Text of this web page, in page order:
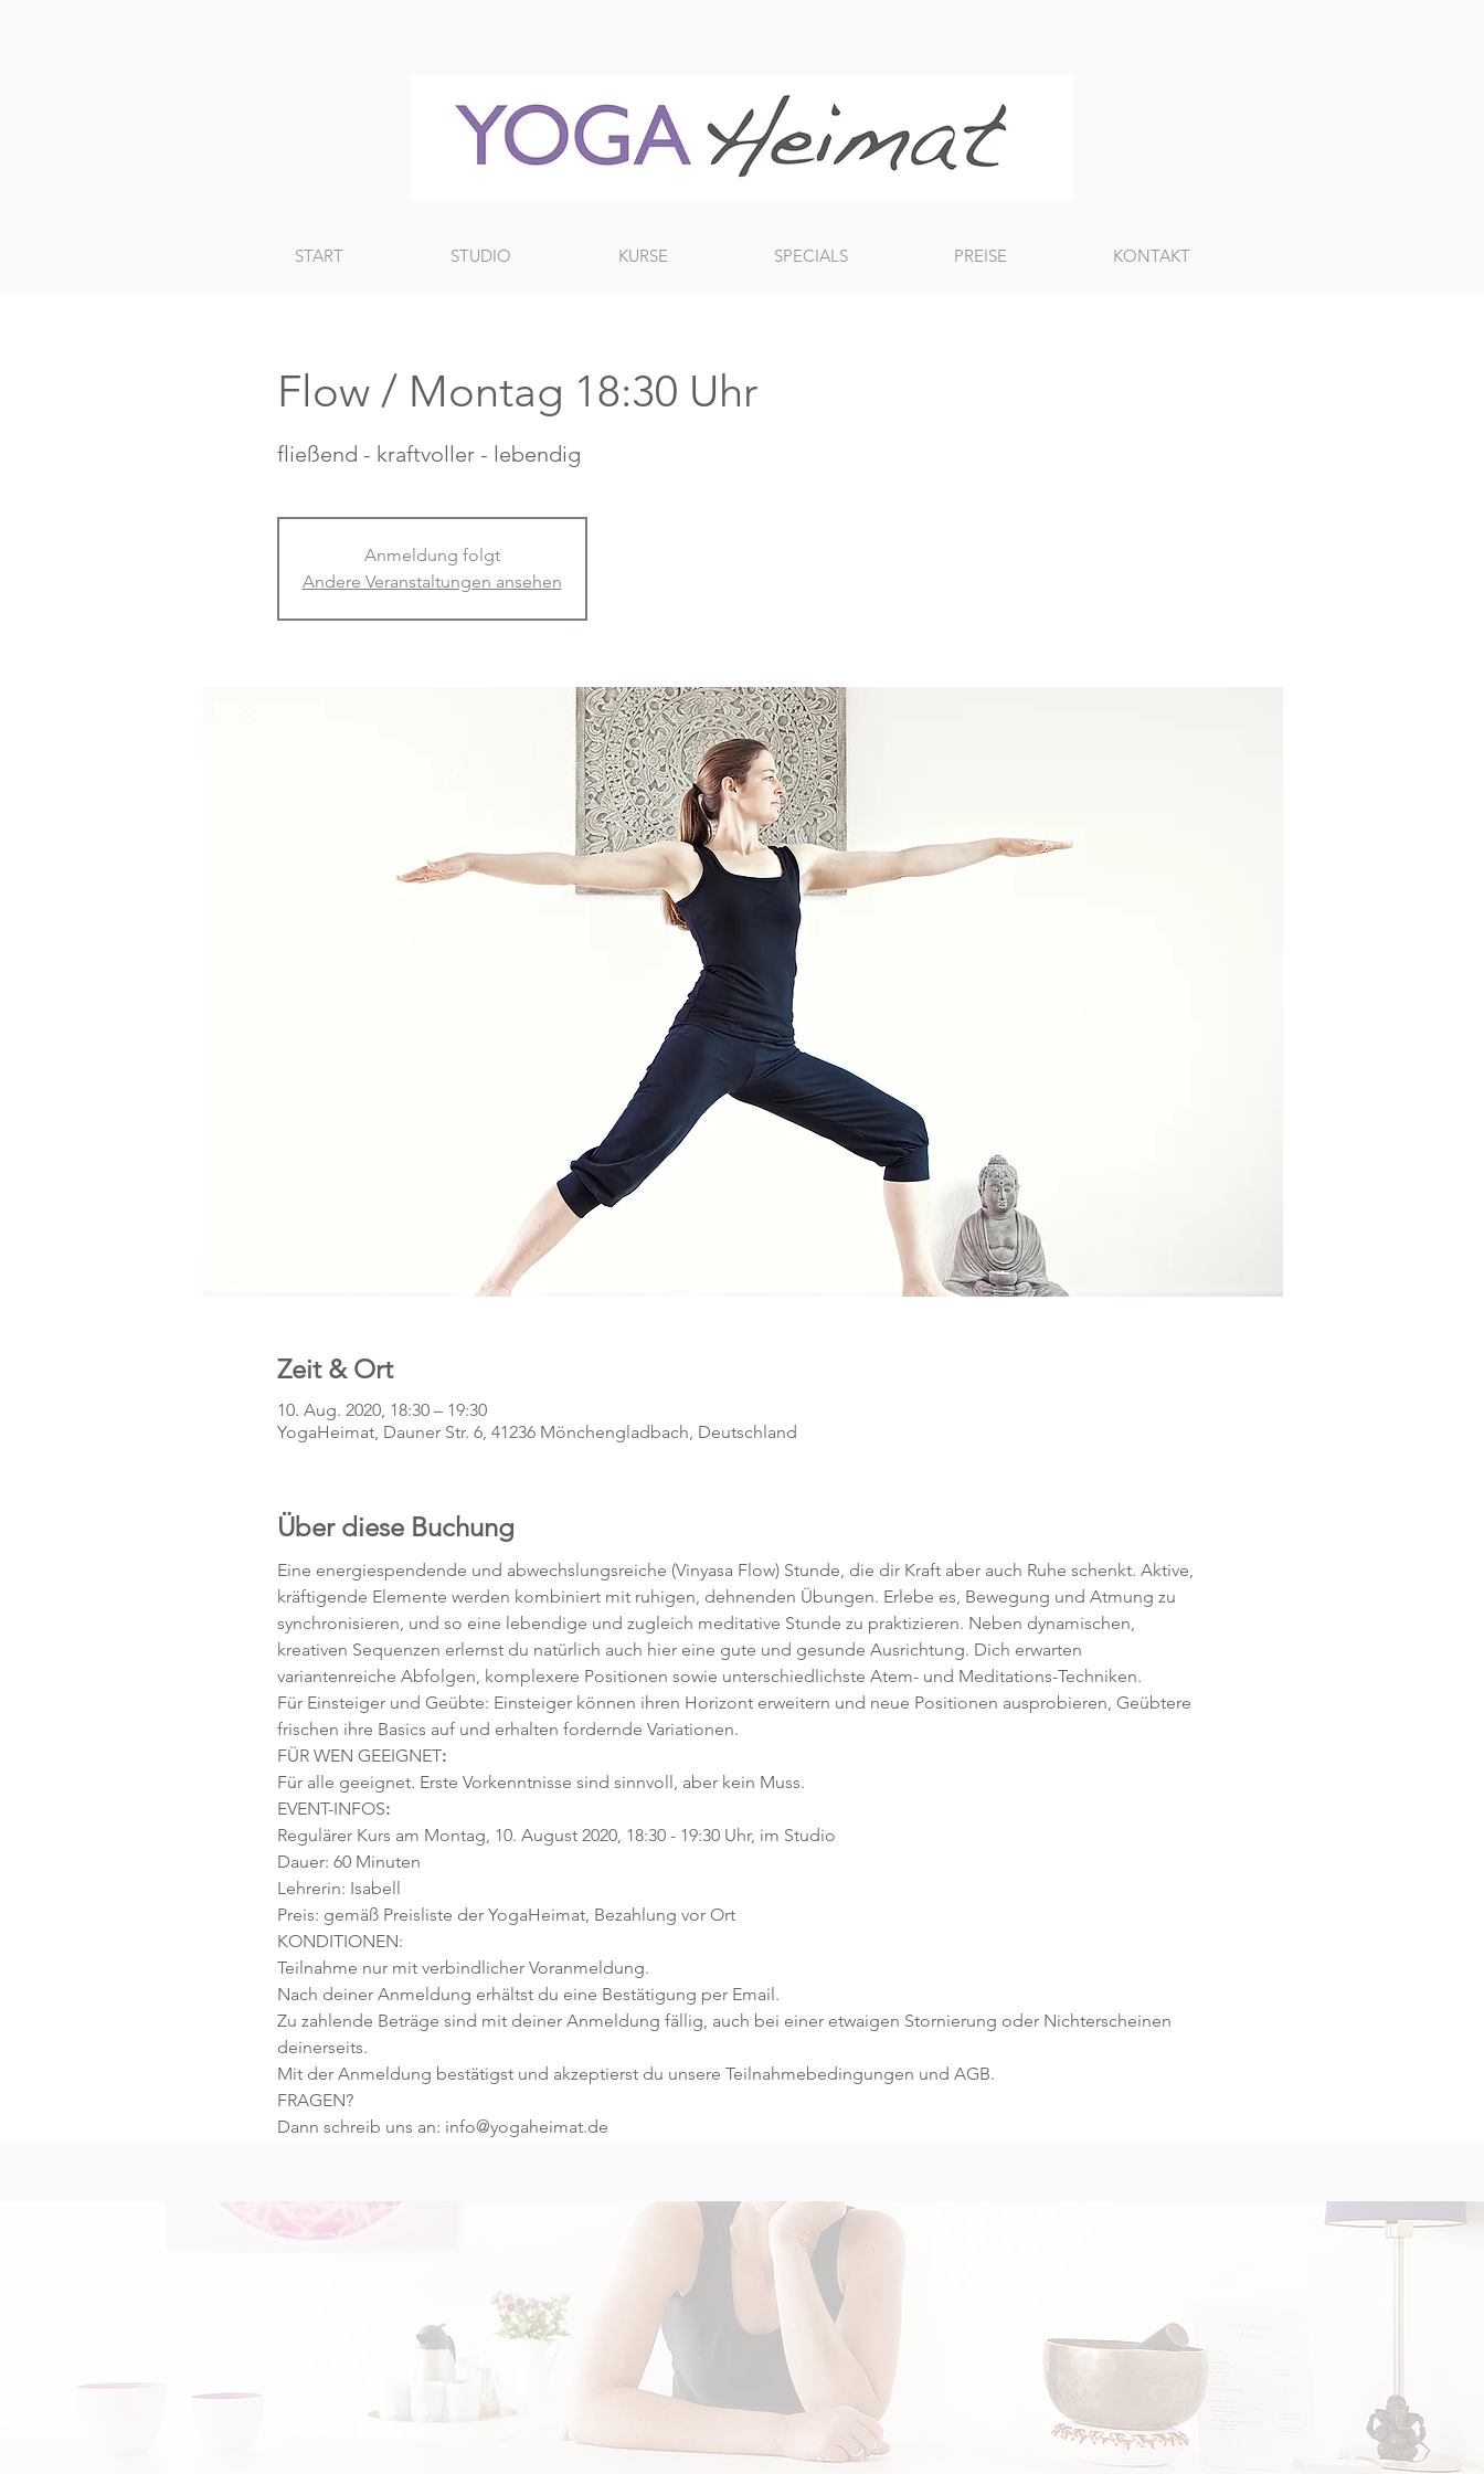
START STUDIO KURSE SPECIALS PREISE KONTAKT
Flow / Montag 18:30 Uhr
fließend - kraftvoller - lebendig
Anmeldung folgt
Andere Veranstaltungen ansehen
Zeit & Ort
10. Aug. 2020, 18:30 – 19:30
YogaHeimat, Dauner Str. 6, 41236 Mönchengladbach, Deutschland
Über diese Buchung
Eine energiespendende und abwechslungsreiche (Vinyasa Flow) Stunde, die dir Kraft aber auch Ruhe schenkt. Aktive,
kräftigende Elemente werden kombiniert mit ruhigen, dehnenden Übungen. Erlebe es, Bewegung und Atmung zu
synchronisieren, und so eine lebendige und zugleich meditative Stunde zu praktizieren. Neben dynamischen,
kreativen Sequenzen erlernst du natürlich auch hier eine gute und gesunde Ausrichtung. Dich erwarten
variantenreiche Abfolgen, komplexere Positionen sowie unterschiedlichste Atem- und Meditations-Techniken.
Für Einsteiger und Geübte: Einsteiger können ihren Horizont erweitern und neue Positionen ausprobieren, Geübtere
frischen ihre Basics auf und erhalten fordernde Variationen.
FÜR WEN GEEIGNET:
Für alle geeignet. Erste Vorkenntnisse sind sinnvoll, aber kein Muss.
EVENT-INFOS:
Regulärer Kurs am Montag, 10. August 2020, 18:30 - 19:30 Uhr, im Studio
Dauer: 60 Minuten
Lehrerin: Isabell
Preis: gemäß Preisliste der YogaHeimat, Bezahlung vor Ort
KONDITIONEN:
Teilnahme nur mit verbindlicher Voranmeldung.
Nach deiner Anmeldung erhältst du eine Bestätigung per Email.
Zu zahlende Beträge sind mit deiner Anmeldung fällig, auch bei einer etwaigen Stornierung oder Nichterscheinen
deinerseits.
Mit der Anmeldung bestätigst und akzeptierst du unsere Teilnahmebedingungen und AGB.
FRAGEN?
Dann schreib uns an: info@yogaheimat.de